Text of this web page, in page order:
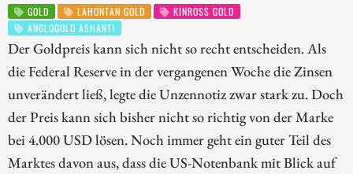
GOLD LAHONTAN GOLD
KINROSS GOLD
ANGLOGOLD ASHANTI
Der Goldpreis kann sich nicht so recht entscheiden. Als
die Federal Reserve in der vergangenen Woche die Zinsen
unverändert ließ, legte die Unzennotiz zwar stark zu. Doch
der Preis kann sich bisher nicht so richtig von der Marke
bei 4.000 USD lösen. Noch immer geht ein guter Teil des
Marktes davon aus, dass die US-Notenbank mit Blick auf